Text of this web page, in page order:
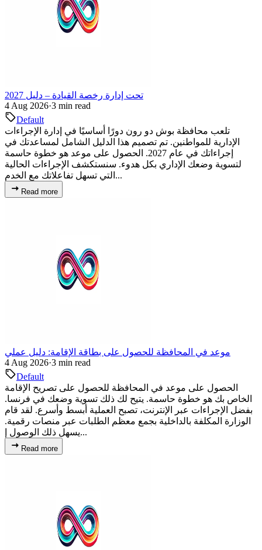
تحت إدارة رخصة القيادة – دليل 2027
4 Aug 2026·3 min read
Default
تلعب محافظة بوش دو رون دورًا أساسيًا في إدارة الإجراءات
الإدارية للمواطنين. تم تصميم هذا الدليل الشامل لمساعدتك في
إجراءاتك في عام 2027. الحصول على موعد هو خطوة حاسمة
لتسوية وضعك الإداري بكل هدوء. سنستكشف الإجراءات الحالية
التي تسهل تفاعلاتك مع الخدم...
Read more
موعد في المحافظة للحصول على بطاقة الإقامة: دليل عملي
4 Aug 2026·3 min read
Default
الحصول على موعد في المحافظة للحصول على تصريح الإقامة
الخاص بك هو خطوة حاسمة. يتيح لك ذلك تسوية وضعك في فرنسا.
بفضل الإجراءات عبر الإنترنت، تصبح العملية أبسط وأسرع. لقد قام
الوزارة المكلفة بالداخلية بجمع معظم الطلبات عبر منصات رقمية.
يسهل ذلك الوصول إ...
Read more